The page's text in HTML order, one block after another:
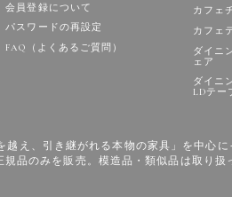
会員登録について
パスワードの再設定
FAQ（よくあるご質問）
カフェ
カフェ
ダイニ
ェア
ダイニ
LDテー
越え、引き継がれる本物の家具」を中心
品のみを販売。模造品・類似品は取り扱